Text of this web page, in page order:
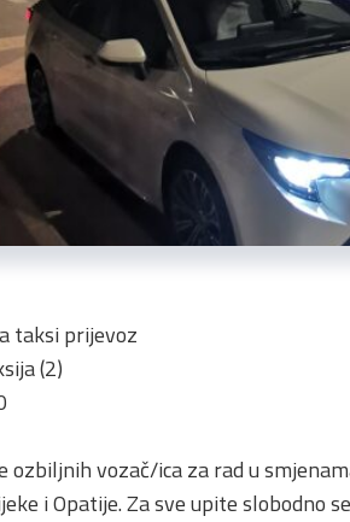
taksi prijevoz
(2)
ozbiljnih vozač/ica za rad u
i Opatije. Za sve upite slobodno